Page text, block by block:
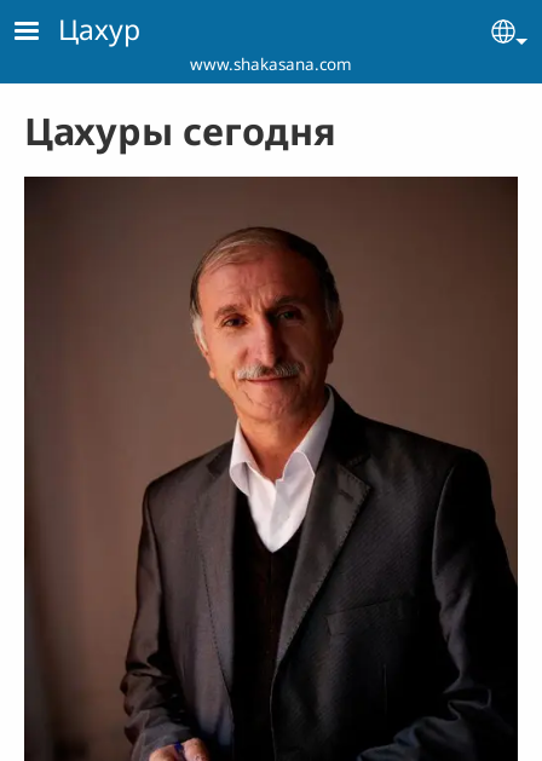
Skip to main content
Цахур
www.shakasana.com
Цахуры сегодня